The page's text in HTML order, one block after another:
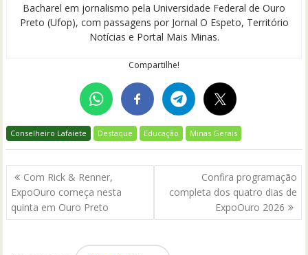
Bacharel em jornalismo pela Universidade Federal de Ouro
Preto (Ufop), com passagens por Jornal O Espeto, Território
Notícias e Portal Mais Minas.
Compartilhe!
Conselheiro Lafaiete Destaque Educação Minas Gerais
Navegação
de
Post
Com Rick & Renner,
ExpoOuro começa nesta
quinta em Ouro Preto
Confira programação
completa dos quatro dias de
ExpoOuro 2026